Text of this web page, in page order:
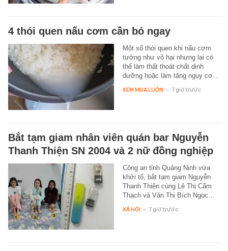
4 thói quen nấu cơm cần bỏ ngay
Một số thói quen khi nấu cơm
tưởng như vô hại nhưng lại có
thể làm thất thoát chất dinh
dưỡng hoặc làm tăng nguy cơ…
XEM MUA LUÔN - 7 giờ trước
Bắt tạm giam nhân viên quán bar Nguyễn
Thanh Thiện SN 2004 và 2 nữ đồng nghiệp
Công an tỉnh Quảng Ninh vừa
khởi tố, bắt tạm giam Nguyễn
Thanh Thiện cùng Lê Thị Cẩm
Thạch và Văn Thị Bích Ngọc…
XÃ HỘI - 7 giờ trước